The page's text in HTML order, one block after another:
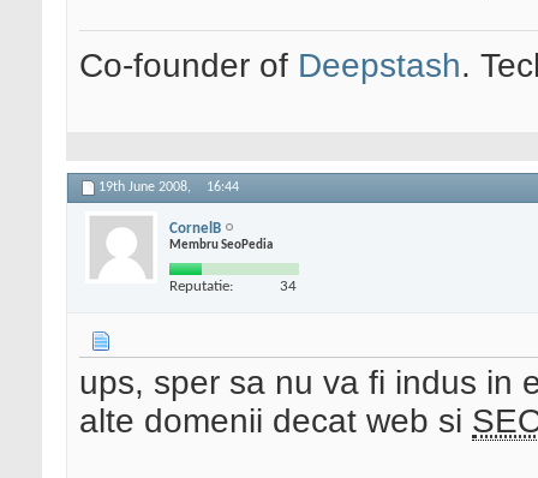
Co-founder of Deepstash.
19th June 2008, 16:44
CornelB
Membru SeoPedia
Reputatie: 34
ups, sper sa nu va fi indus in
alte domenii decat web si